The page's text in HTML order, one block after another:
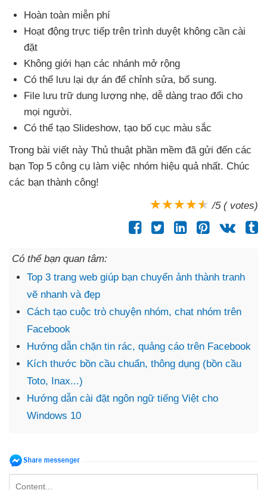
Hoàn toàn miễn phí
Hoạt động trực tiếp trên trình duyệt không cần cài
đặt
Không giới hạn các nhánh mở rộng
Có thể lưu lại dự án để chỉnh sửa, bổ sung.
File lưu trữ dung lượng nhẹ, dễ dàng trao đổi cho
mọi người.
Có thể tạo Slideshow, tạo bố cục màu sắc
Trong bài viết này Thủ thuật phần mềm đã gửi đến các
bạn Top 5 công cụ làm việc nhóm hiệu quả nhất. Chúc
các bạn thành công!
/5 ( votes)
Có thể bạn quan tâm:
Top 3 trang web giúp bạn chuyển ảnh thành tranh
vẽ nhanh và đẹp
Cách tạo cuộc trò chuyện nhóm, chat nhóm trên
Facebook
Hướng dẫn chặn tin rác, quảng cáo trên Facebook
Kích thước bồn cầu chuẩn, thông dụng (bồn cầu
Toto, Inax...)
Hướng dẫn cài đặt ngôn ngữ tiếng Việt cho
Windows 10